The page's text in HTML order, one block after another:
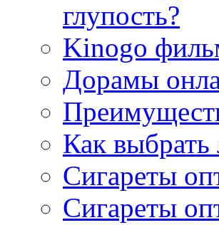
глупость?
Kinogo
Дорамы
Как
Сигареты
Сигареты